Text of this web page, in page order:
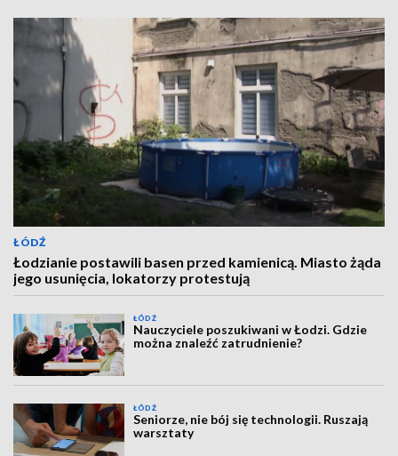
ŁÓDŹ
Łodzianie postawili basen przed kamienicą. Miasto żąda
jego usunięcia, lokatorzy protestują
ŁÓDŹ
Nauczyciele poszukiwani w Łodzi. Gdzie
można znaleźć zatrudnienie?
ŁÓDŹ
Seniorze, nie bój się technologii. Ruszają
warsztaty